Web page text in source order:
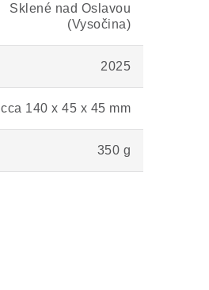
Sklené nad Oslavou
(Vysočina)
2025
cca 140 x 45 x 45 mm
350 g